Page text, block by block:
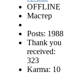
OFFLINE
Мастер
Posts: 1988
Thank you
received:
323
Karma: 10